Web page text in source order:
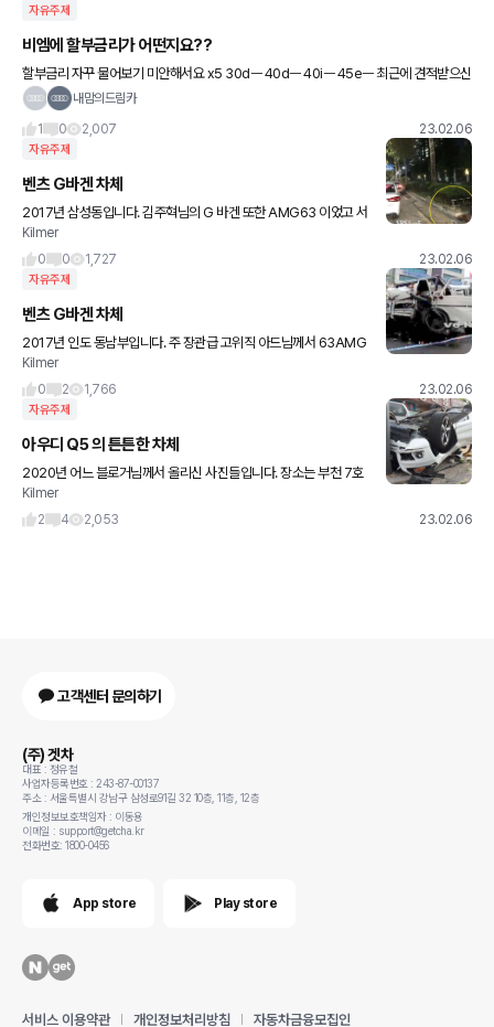
자유주제
비엠에 할부금리가 어떤지요??
할부금리 자꾸 물어보기 미안해서요 x5 30dㅡ 40dㅡ 40iㅡ 45eㅡ 최근에 견적받으신
분들 공유되실까요?? 디젤은 3.9, 가솔린은 4.9 라고하시는데 ㅡ요
내맘의드림카
1
0 2,007 23.02.06
자유주제
벤츠 G바겐 차체
2017년 삼성동입니다. 김주혁님의 G 바겐 또한 AMG63 이었고 서
행 중 갑자기 돌진하여 전복, 두개골 골절로 병원에 이송되셨으나 2
Kilmer
0
0 1,727 23.02.06
자유주제
벤츠 G바겐 차체
2017년 인도 동남부입니다. 주 장관급 고위직 아드님께서 63AMG
운전하시다가 동승자분과 돌아가셨습니다.
Kilmer
0
2 1,766 23.02.06
자유주제
아우디 Q5 의 튼튼한 차체
2020년 어느 블로거님께서 올리신 사진들입니다. 장소는 부천 7호
선 까치울역입니다. 직진중에 다른 차에 간섭받아 가로수를 올라타고
뒹군 뒤 차체가 버텨냈고, 심각하게 다치신 분 없으셨다고 합니
Kilmer
2
4 2,053 23.02.06
고객센터 문의하기
(주) 겟차
대표 : 정유철
사업자등록번호 : 243-87-00137
주소 : 서울특별시 강남구 삼성로91길 32 10층, 11층, 12층
개인정보보호책임자 : 이동용
이메일 : support@getcha.kr
전화번호: 1800-0456
App store Play store
서비스 이용약관 개인정보처리방침 자동차금융모집인